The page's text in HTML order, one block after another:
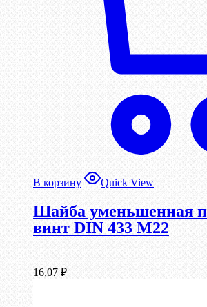
В корзину Quick View
Шайба уменьшенная
винт DIN 433 М22
16,07 ₽